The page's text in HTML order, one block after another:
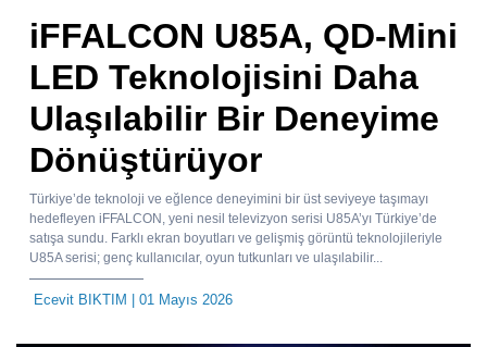
iFFALCON U85A, QD-Mini
LED Teknolojisini Daha
Ulaşılabilir Bir Deneyime
Dönüştürüyor
Türkiye’de teknoloji ve eğlence deneyimini bir üst seviyeye taşımayı
hedefleyen iFFALCON, yeni nesil televizyon serisi U85A’yı Türkiye’de
satışa sundu. Farklı ekran boyutları ve gelişmiş görüntü teknolojileriyle
U85A serisi; genç kullanıcılar, oyun tutkunları ve ulaşılabilir...
Ecevit BIKTIM | 01 Mayıs 2026